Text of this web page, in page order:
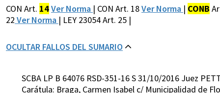
CON Art. 14Ver Norma | CON Art. 18Ver Norma | CONB
22 Ver Norma | LEY 23054 Art. 25 |
OCULTAR FALLOS DEL SUMARIO
SCBA LP B 64076 RSD-351-16 S 31/10/2016 Juez
Carátula: Braga, Carmen Isabel c/ Municipalidad de